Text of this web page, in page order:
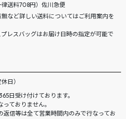
送料708円）佐川急便
など詳しい送料についてはご利用案内を
レスバッグはお届け日時の指定が可能で
日）
日受け付けております。
ておりません。
返信等は全て営業時間内のみで行なってお